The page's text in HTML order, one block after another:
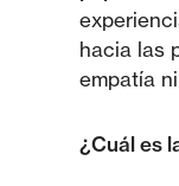
hacia las
empatía
¿Cuál es